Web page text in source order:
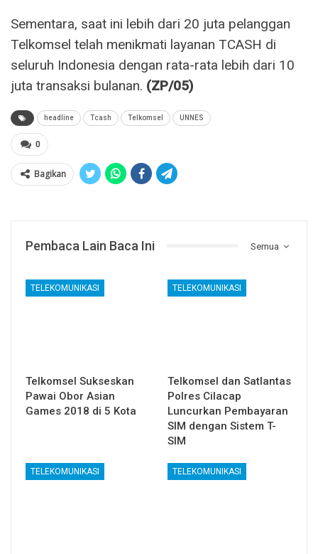
Sementara, saat ini lebih dari 20 juta pelanggan
Telkomsel telah menikmati layanan TCASH di
seluruh Indonesia dengan rata-rata lebih dari 10
juta transaksi bulanan. (ZP/05)
headline Tcash Telkomsel UNNES
0
Bagikan
Semua
Pembaca Lain Baca Ini
TELEKOMUNIKASI
Telkomsel Sukseskan
Pawai Obor Asian
Games 2018 di 5 Kota
TELEKOMUNIKASI
Telkomsel dan Satlantas
Polres Cilacap
Luncurkan Pembayaran
SIM dengan Sistem T-
SIM
TELEKOMUNIKASI TELEKOMUNIKASI